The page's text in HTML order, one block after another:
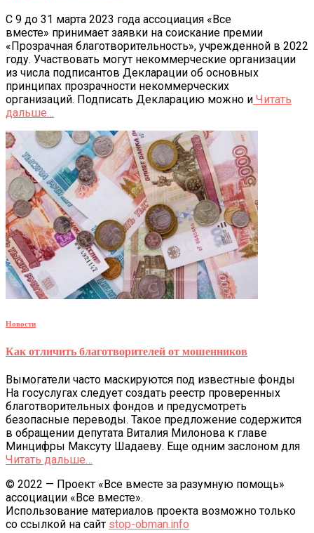
С 9 до 31 марта 2023 года ассоциация «Все
вместе» принимает заявки на соискание премии
«Прозрачная благотворительность», учрежденной в 2022
году. Участвовать могут некоммерческие организации
из числа подписантов Декларации об основных
принципах прозрачности некоммерческих
организаций. Подписать Декларацию можно и Читать
дальше…
Новости
Как отличить благотворителей от мошенников
Вымогатели часто маскируются под известные фонды
На госуслугах следует создать реестр проверенных
благотворительных фондов и предусмотреть
безопасные переводы. Такое предложение содержится
в обращении депутата Виталия Милонова к главе
Минцифры Максуту Шадаеву. Еще одним заслоном для
Читать дальше…
© 2022 — Проект «Все вместе за разумную помощь»
ассоциации «Все вместе».
Использование материалов проекта возможно только
со ссылкой на сайт stop-obman.info